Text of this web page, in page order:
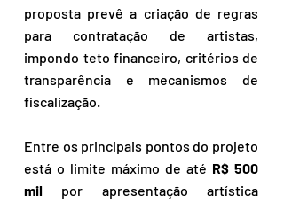
proposta prevê a criação de regras
para contratação de artistas,
impondo teto financeiro, critérios de
transparência e mecanismos de
fiscalização.
Entre os principais pontos do projeto
está o limite máximo de até R$ 500
mil por apresentação artística